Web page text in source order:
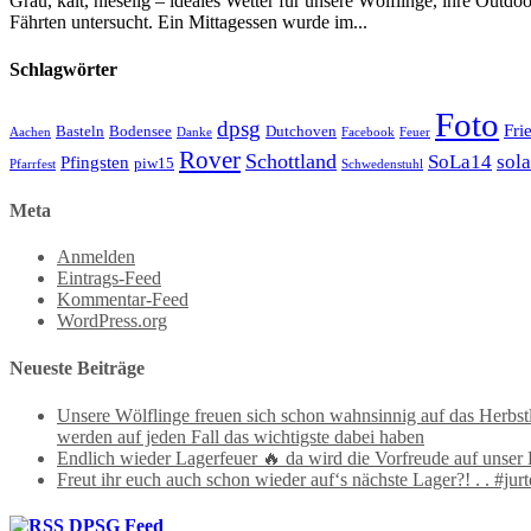
Fährten untersucht. Ein Mittagessen wurde im...
Schlagwörter
Aachen Basteln Bodensee Danke dpsg Dutchoven Facebook Feuer Foto
Pfarrfest Pfingsten piw15 Rover Schottland Schwedenstuhl SoLa14
Meta
Anmelden
Eintrags-Feed
Kommentar-Feed
WordPress.org
Neueste Beiträge
Unsere Wölflinge freuen sich schon wahnsinnig auf das
werden auf jeden Fall das wichtigste dabei haben
Endlich wieder Lagerfeuer 🔥 da wird die Vorfreude auf unser
Freut ihr euch auch schon wieder auf‘s nächste Lager?! . .
DPSG Feed